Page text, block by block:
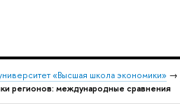
«Высшая школа экономики» →
регионов: международные сравнения